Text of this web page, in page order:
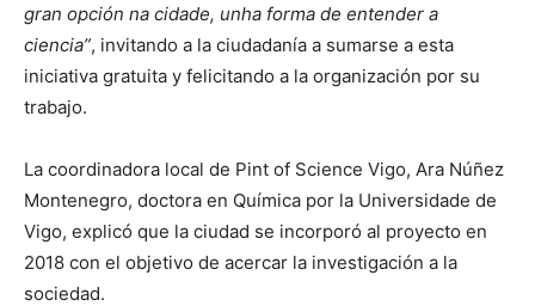
gran opción na cidade, unha forma de entender a
ciencia”, invitando a la ciudadanía a sumarse a esta
iniciativa gratuita y felicitando a la organización por su
trabajo.
La coordinadora local de Pint of Science Vigo, Ara Núñez
Montenegro, doctora en Química por la Universidade de
Vigo, explicó que la ciudad se incorporó al proyecto en
2018 con el objetivo de acercar la investigación a la
sociedad.